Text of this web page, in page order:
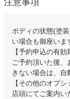
注意事項
ボディの状態(塗
い場合も御座いま
【予約申込の有効
ご予約頂いた後
きない場合は、自
【その他のオプシ
店頭にてご案内い